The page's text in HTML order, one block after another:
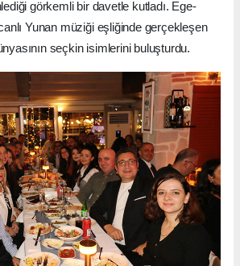
görkemli bir davetle kutladı. Ege-
Yunan müziği eşliğinde gerçekleşen
seçkin isimlerini buluşturdu.